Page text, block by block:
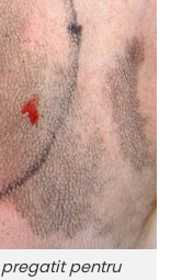
pentru